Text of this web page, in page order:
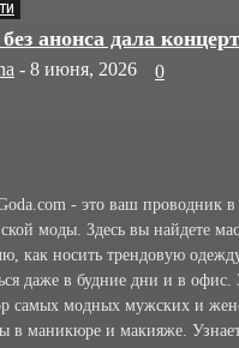
анонса дала
- 8 июня, 2026 0
- это ваш проводник
моды. Здесь вы найдете
как носить трендовую
даже в будние дни и в офис.
самых модных мужских и
в маникюре и макияже.